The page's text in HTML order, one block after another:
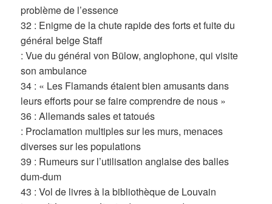
problème de l’essence
32 : Enigme de la chute rapide des forts et fuite du
général belge Staff
: Vue du général von Bülow, anglophone, qui visite
son ambulance
34 : « Les Flamands étaient bien amusants dans
leurs efforts pour se faire comprendre de nous »
36 : Allemands sales et tatoués
: Proclamation multiples sur les murs, menaces
diverses sur les populations
39 : Rumeurs sur l’utilisation anglaise des balles
dum-dum
43 : Vol de livres à la bibliothèque de Louvain